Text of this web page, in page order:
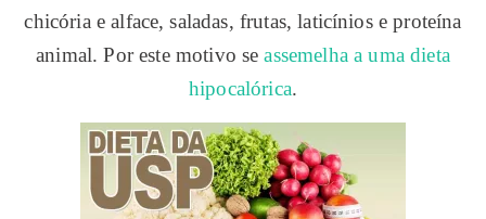
chicória e alface, saladas, frutas, laticínios e proteína
animal. Por este motivo seassemelha a uma dieta
hipocalórica.